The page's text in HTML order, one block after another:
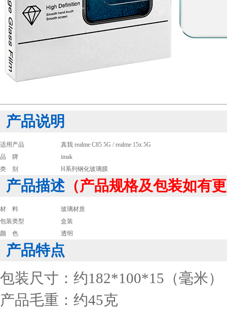
产品说明
适用产品
真我 realme C85 5G / realme 15x 5G
品 牌
imak
类 别
H系列钢化玻璃膜
产品描述 （产品规格及包装如有
材 料
玻璃材质
包装类型
盒装
颜 色
透明
产品特点
包装尺寸：约182*100*15（毫米）
产品毛重：约45克